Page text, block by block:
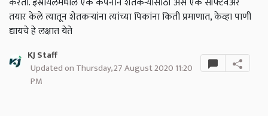
तयार केले त्यातून शेतकऱ्यांना त्यांच्या पिकांना किती प्रमाणात, केव्हा पाणी
द्यायचे हे लक्षात येते
KJ Staff
Updated on Thursday, 27 August 2020 11:20
PM